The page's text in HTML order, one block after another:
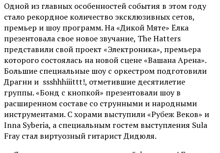
Одной из главных особенностей события в этом году
стало рекордное количество эксклюзивных сетов,
премьер и шоу программ. На «Дикой Мяте» Ёлка
презентовала свое новое звучание, The Hatters
представили свой проект «Электроника», премьера
которого состоялась на новой сцене «Вашана Арена».
Большие специальные шоу с оркестром подготовили
Драгни и ssshhhiiittt!, отметившие десятилетие
группы. «Бонд с кнопкой» презентовали шоу в
расширенном составе со струнными и народными
инструментами. С хорами выступили «Рубеж Веков» и
Inna Syberia, а специальным гостем выступления Sula
Fray стал виртуозный гитарист Дидюля.